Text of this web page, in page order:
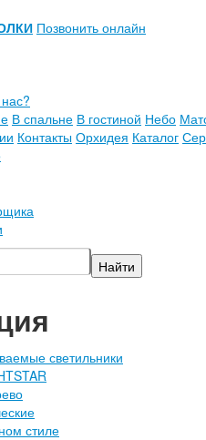
Позвонить онлайн
В спальне В гостиной Небо
Контакты Орхидея Каталог
светильники
стиле